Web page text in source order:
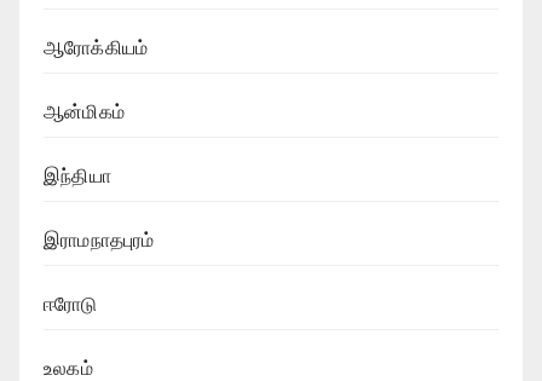
ஆரோக்கியம்
ஆன்மிகம்
இந்தியா
இராமநாதபுரம்
ஈரோடு
உலகம்